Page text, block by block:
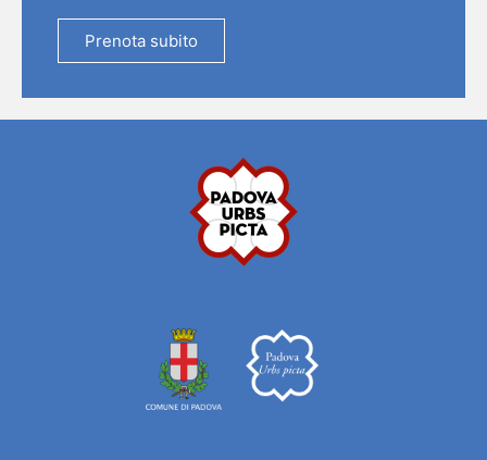
Prenota subito